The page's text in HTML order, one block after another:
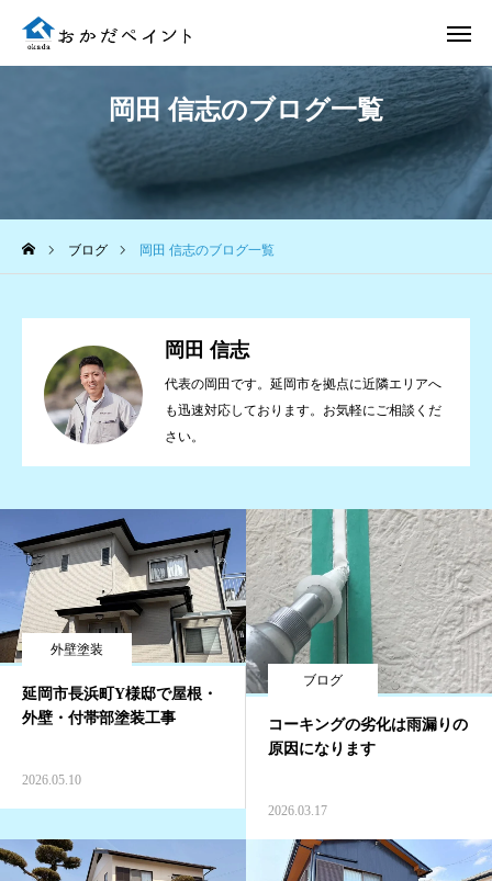
岡田 信志のブログ一覧
ブログ 岡田 信志のブログ一覧
岡田 信志
代表の岡田です。延岡市を拠点に近隣エリアへ
も迅速対応しております。お気軽にご相談くだ
さい。
外壁塗装
延岡市長浜町Y様邸で屋根・
外壁・付帯部塗装工事
2026.05.10
ブログ
コーキングの劣化は雨漏りの
原因になります
2026.03.17
電話 問合せ
メール 問合せ
ホーム
選ばれる理由
施工完了までの流れ
お問い合わせ